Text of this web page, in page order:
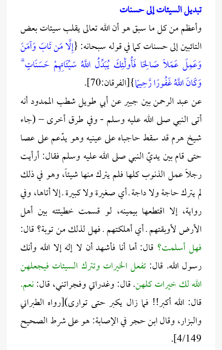
تبديل السيئات إلى حسنات
وأعظم من كل ما سبق هو أن الله تعالى يقلب سيئات بعض
التائبين إلى حسنات كما في قوله سبحانه: {إِلَّا مَن تَابَ وَآمَنَ
وَعَمِلَ عَمَلًا صَالِحًا فَأُولَٰئِكَ يُبَدِّلُ اللَّهُ سَيِّئَاتِهِمْ حَسَنَاتٍ ۗ
وَكَانَ اللَّهُ غَفُورًا رَّحِيمًا}[الفرقان:70].
عن عبد الرحمن بين جبير عن أبي طويل شطب الممدود أنه
أتى النبي صلى الله عليه وسلم - وفي طرق أخرى – (جاء
شيخ هرم قد سقط حاجباه على عينيه وهو يدّعم على عصا
حتى قام بين يديّ النبي صلى الله عليه وسلم فقال: أرأيت
رجلاً عمل الذنوب كلها فلم يترك منها شيئاً، وهو في ذلك
لم يترك حاجة ولا داجة ـ أي صغيرة ولا كبيرة ـ إلا أتاها، وفي
رواية، إلا اقتطعها بيمينه، لو قسمت خطيئته بين أهل
الأرض لأوبقتهم ـ أي أهلكتهم ـ فهل لذلك من توبة؟ قال:
فهل أسلمت؟ قال: أما أنا فأشهد أن لا إله إلا الله وأنك
رسول الله. قال:تفعل الخيرات وتترك السيئات فيجعلهن
الله لك خيرات كلهن. قال: وغدراتي وفجراتني، قال:نعم.
قال: الله أكبر!! فما زال يكبر حتى توارى)[رواه الطبراني
والبزار، وقال ابن حجر في الإصابة: هو على شرط الصحيح
4/149].